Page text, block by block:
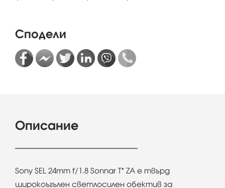
Сподели
Описание
Sony SEL 24mm f/1.8 Sonnar T* ZA е твърд
широкоъгълен светлосилен обектив за